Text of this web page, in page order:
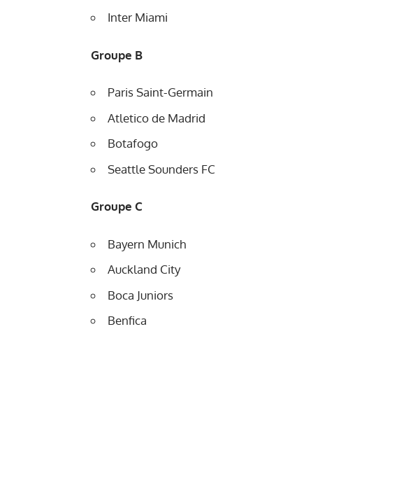
Inter Miami
Groupe B
Paris Saint-Germain
Atletico de Madrid
Botafogo
Seattle Sounders FC
Groupe C
Bayern Munich
Auckland City
Boca Juniors
Benfica